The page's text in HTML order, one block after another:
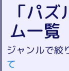
「パ
ム一覧
ジャンルで絞
て